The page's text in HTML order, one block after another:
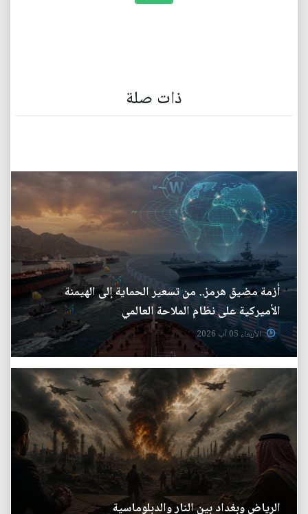
ذات صلة
أزمة مضيق هرمز.. من تسعير الحماية إلى الهيمنة
الأميركية على نظام الملاحة العالمي
الأربعاء 05 آب 2026
الرياض وبغداد بين النار والدبلوماسية